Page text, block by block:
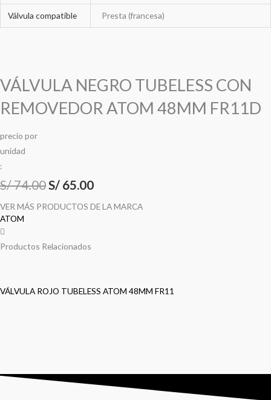
Válvula compatible Presta (francesa)
VÁLVULA NEGRO TUBELESS CON
REMOVEDOR ATOM 48MM FR11D
precio por
unidad
:
S/74.00S/ 65.00
VER MÁS PRODUCTOS DE LA MARCA
ATOM
Productos Relacionados
VÁLVULA ROJO TUBELESS ATOM 48MM FR11